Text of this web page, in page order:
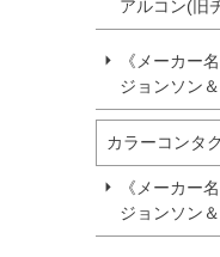
アルコン(旧
《メーカー名
ジョンソン
カラーコンタ
《メーカー名
ジョンソン